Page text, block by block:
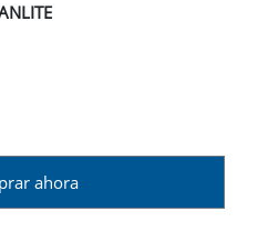
ahora